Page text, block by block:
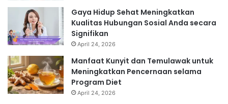
Gaya Hidup Sehat Meningkatkan
Kualitas Hubungan Sosial Anda secara
Signifikan
April 24, 2026
Manfaat Kunyit dan Temulawak untuk
Meningkatkan Pencernaan selama
Program Diet
April 24, 2026